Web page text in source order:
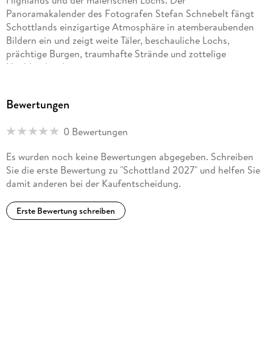
Panoramakalender des Fotografen Stefan Schnebelt fängt
Schottlands einzigartige Atmosphäre in atemberaubenden
Bildern ein und zeigt weite Täler, beschauliche Lochs,
prächtige Burgen, traumhafte Strände und zottelige
Hochlandrinder.
Schottlands. Von Orten, an denen die Zeit stillzustehen
wird. Ein Kalender für alle, die Schottland lieben oder
wollen.
Bewertungen
0 Bewertungen
Es wurden noch keine Bewertungen abgegeben. Schreiben
Sie die erste Bewertung zu "Schottland 2027" und helfen Sie
damit anderen bei der Kaufentscheidung.
Erste Bewertung schreiben